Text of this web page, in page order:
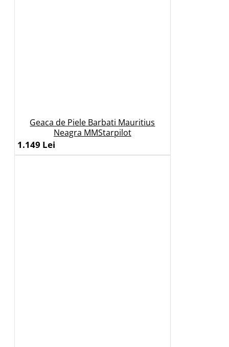
Geaca de Piele Barbati Mauritius
Neagra MMStarpilot
1.149 Lei